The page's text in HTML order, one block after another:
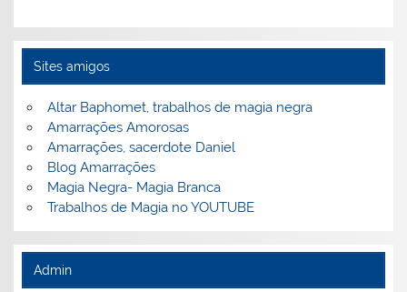
Sites amigos
Altar Baphomet, trabalhos de magia negra
Amarrações Amorosas
Amarrações, sacerdote Daniel
Blog Amarrações
Magia Negra- Magia Branca
Trabalhos de Magia no YOUTUBE
Admin